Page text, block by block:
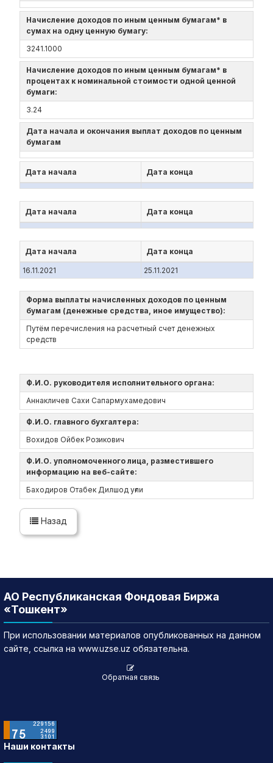
Начисление доходов по иным ценным бумагам* в
сумах на одну ценную бумагу:
3241.1000
Начисление доходов по иным ценным бумагам* в
процентах к номинальной стоимости одной ценной
бумаги:
3.24
Дата начала и окончания выплат доходов по ценным
бумагам
Дата начала Дата конца
Дата начала Дата конца
Дата начала Дата конца
16.11.2021 25.11.2021
Форма выплаты начисленных доходов по ценным
бумагам (денежные средства, иное имущество):
Путём перечисления на расчетный счет денежных
средств
Ф.И.О. руководителя исполнительного органа:
Аннакличев Сахи Сапармухамедович
Ф.И.О. главного бухгалтера:
Вохидов Ойбек Розикович
Ф.И.О. уполномоченного лица, разместившего
информацию на веб-сайте:
Баходиров Отабек Дилшод уғли
Назад
АО Республиканская Фондовая Биржа
«Тошкент»
При использовании материалов опубликованных на данном
сайте, ссылка на www.uzse.uz обязательна.
Обратная связь
Наши контакты